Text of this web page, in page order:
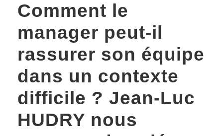
Comment le
manager peut-il
rassurer son équipe
dans un contexte
difficile ? Jean-Luc
HUDRY nous